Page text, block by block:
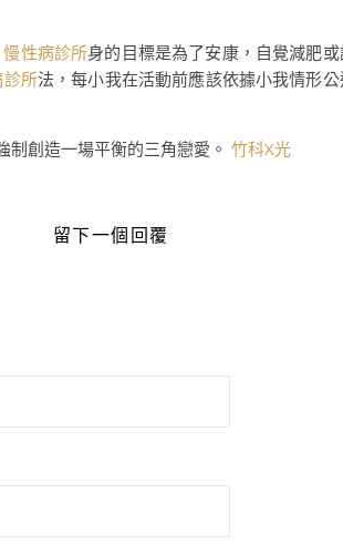
性病診所身的目標是為了安康，自覺減肥
所法，每小我在活動前應該依據小我情形
創造一場平衡的三角戀愛。 竹科X光
留下一個回覆